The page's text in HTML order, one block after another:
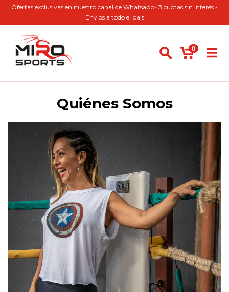
Ofertas exclusivas en nuestro canal de Whatsapp- 3 cuotas sin interés -
Envios a todo el pais
0
Quiénes Somos